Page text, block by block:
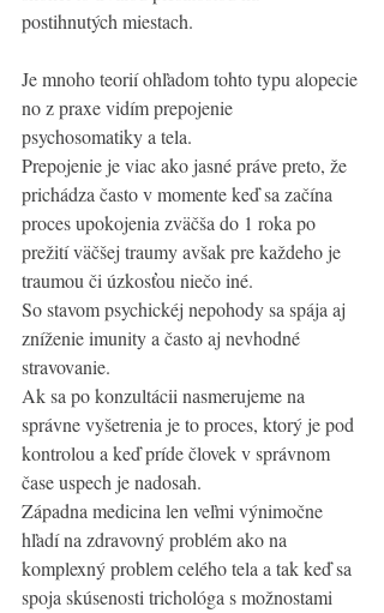
postihnutých miestach.
Je mnoho teorií ohľadom tohto typu alopecie
no z praxe vidím prepojenie
psychosomatiky a tela.
Prepojenie je viac ako jasné práve preto, že
prichádza často v momente keď sa začína
proces upokojenia zväčša do 1 roka po
prežití väčšej traumy avšak pre každeho je
traumou či úzkosťou niečo iné.
So stavom psychickéj nepohody sa spája aj
zníženie imunity a často aj nevhodné
stravovanie.
Ak sa po konzultácii nasmerujeme na
správne vyšetrenia je to proces, ktorý je pod
kontrolou a keď príde človek v správnom
čase uspech je nadosah.
Západna medicina len veľmi výnimočne
hľadí na zdravovný problém ako na
komplexný problem celého tela a tak keď sa
spoja skúsenosti trichológa s možnostami